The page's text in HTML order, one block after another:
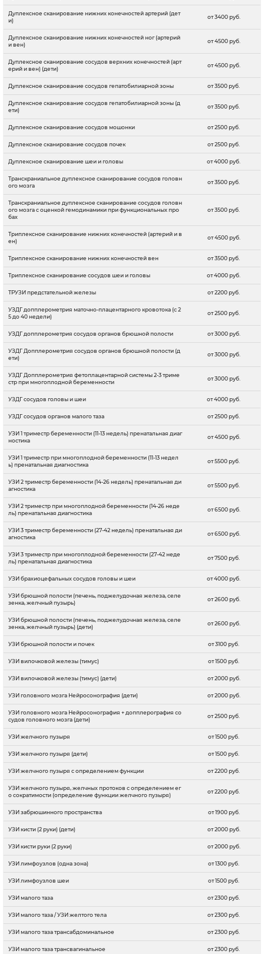
Дуплексное сканирование нижних конечностей артерий (дет
и)
от 3400 руб.
Дуплексное сканирование нижних конечностей ног (артерий
и вен)
от 4500 руб.
Дуплексное сканирование сосудов верхних конечностей (арт
ерий и вен) (дети)
от 4500 руб.
Дуплексное сканирование сосудов гепатобилиарной зоны от 3500 руб.
Дуплексное сканирование сосудов гепатобилиарной зоны (д
ети)
от 3500 руб.
Дуплексное сканирование сосудов мошонки от 2500 руб.
Дуплексное сканирование сосудов почек от 2500 руб.
Дуплексное сканирование шеи и головы от 4000 руб.
Транскраниальное дуплексное сканирование сосудов головн
ого мозга
от 3500 руб.
Транскраниальное дуплексное сканирование сосудов головн
ого мозга с оценкой гемодинамики при функциональных про
бах
от 3500 руб.
Триплексное сканирование нижних конечностей (артерий и в
ен)
от 4500 руб.
Триплексное сканирование нижних конечностей вен от 3500 руб.
Триплексное сканирование сосудов шеи и головы от 4000 руб.
ТРУЗИ предстательной железы от 2200 руб.
УЗДГ допплерометрия маточно-плацентарного кровотока (с 2
5 до 40 недели)
от 2500 руб.
УЗДГ допплерометрия сосудов органов брюшной полости от 3000 руб.
УЗДГ Допплерометрия сосудов органов брюшной полости (д
ети)
от 3000 руб.
УЗДГ Допплерометрия фетоплацентарной системы 2-3 триме
стр при многоплодной беременности
от 3000 руб.
УЗДГ сосудов головы и шеи от 4000 руб.
УЗДГ сосудов органов малого таза от 2500 руб.
УЗИ 1 триместр беременности (11-13 недель) пренатальная диаг
ностика
от 4500 руб.
УЗИ 1 триместр при многоплодной беременности (11-13 недел
ь) пренатальная диагностика
от 5500 руб.
УЗИ 2 триместр беременности (14-26 недель) пренатальная ди
агностика
от 5500 руб.
УЗИ 2 триместр при многоплодной беременности (14-26 неде
ль) пренатальная диагностика
от 6500 руб.
УЗИ 3 триместр беременности (27-42 недель) пренатальная ди
агностика
от 6500 руб.
УЗИ 3 триместр при многоплодной беременности (27-42 неде
ль) пренатальная диагностика
от 7500 руб.
УЗИ брахиоцефальных сосудов головы и шеи от 4000 руб.
УЗИ брюшной полости (печень, поджелудочная железа, селе
зенка, желчный пузырь)
от 2600 руб.
УЗИ брюшной полости (печень, поджелудочная железа, селе
зенка, желчный пузырь) (дети)
от 2600 руб.
УЗИ брюшной полости и почек от 3100 руб.
УЗИ вилочковой железы (тимус) от 1500 руб.
УЗИ вилочковой железы (тимус) (дети) от 2000 руб.
УЗИ головного мозга Нейросонография (дети) от 2000 руб.
УЗИ головного мозга Нейросонография + допплерография со
судов головного мозга (дети)
от 2500 руб.
УЗИ желчного пузыря от 1500 руб.
УЗИ желчного пузыря (дети) от 1500 руб.
УЗИ желчного пузыря с определением функции от 2200 руб.
УЗИ желчного пузыря, желчных протоков с определением ег
о сократимости (определение функции желчного пузыря)
от 2200 руб.
УЗИ забрюшинного пространства от 1900 руб.
УЗИ кисти (2 руки) (дети) от 2000 руб.
УЗИ кисти руки (2 руки) от 2000 руб.
УЗИ лимфоузлов (одна зона) от 1300 руб.
УЗИ лимфоузлов шеи от 1500 руб.
УЗИ малого таза от 2300 руб.
УЗИ малого таза / УЗИ желтого тела от 2300 руб.
УЗИ малого таза трансабдоминальное от 2300 руб.
УЗИ малого таза трансвагинальное от 2300 руб.